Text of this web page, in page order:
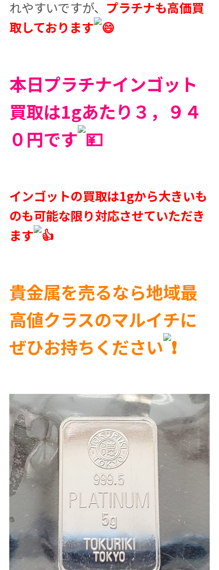
れやすいですが、 プラチナも高価買
取しております
本日プラチナインゴット
買取は1gあたり３，９４
０円です
インゴットの買取は1gから大きいも
のも可能な限り対応させていただき
ます
貴金属を売るなら地域最
高値クラスのマルイチに
ぜひお持ちください